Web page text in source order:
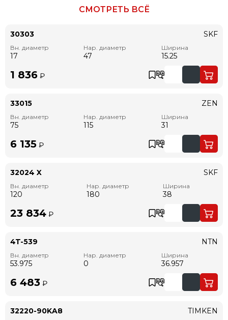
СМОТРЕТЬ ВСЁ
30303
Вн. диаметр
17
Нар. диаметр
47
Ширина
15.25
SKF
1 836 ₽
33015
Вн. диаметр
75
Нар. диаметр
115
Ширина
31
ZEN
6 135 ₽
32024 X
Вн. диаметр
120
Нар. диаметр
180
Ширина
38
SKF
23 834 ₽
4T-539
Вн. диаметр
53.975
Нар. диаметр
0
Ширина
36.957
NTN
6 483 ₽
32220-90KA8 TIMKEN